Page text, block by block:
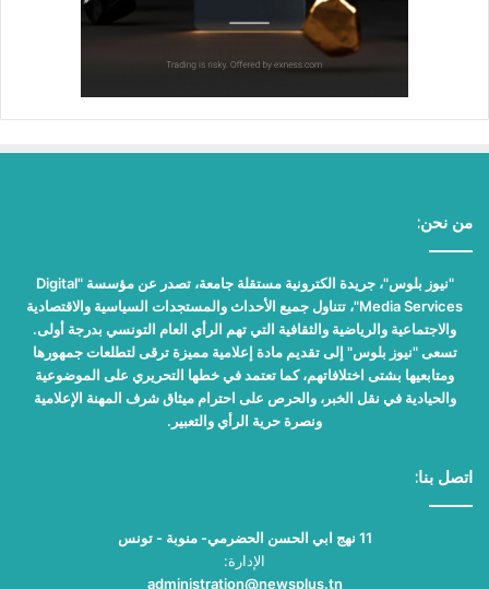
من نحن:
"نيوز بلوس"، جريدة الكترونية مستقلة جامعة، تصدر عن مؤسسة "Digital
Media Services"، تتناول جميع الأحداث والمستجدات السياسية والاقتصادية
والاجتماعية والرياضية والثقافية التي تهم الرأي العام التونسي بدرجة أولى.
تسعى "نيوز بلوس" إلى تقديم مادة إعلامية مميزة ترقى لتطلعات جمهورها
ومتابعيها بشتى اختلافاتهم، كما تعتمد في خطها التحريري على الموضوعية
والحيادية في نقل الخبر، والحرص على احترام ميثاق شرف المهنة الإعلامية
ونصرة حرية الرأي والتعبير.
اتصل بنا:
11 نهج ابي الحسن الحضرمي- منوبة - تونس
الإدارة:
administration@newsplus.tn